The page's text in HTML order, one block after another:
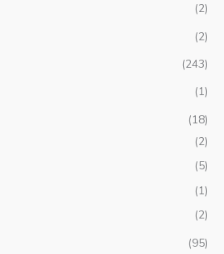
(2)
(2)
(243)
(1)
(18)
(2)
(5)
(1)
(2)
(95)